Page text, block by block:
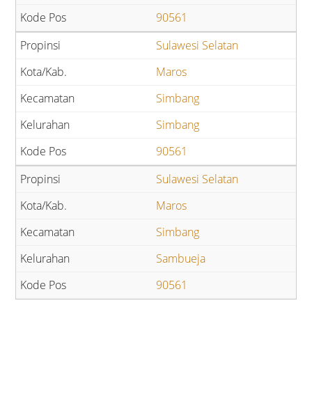
90561
Sulawesi Selatan
Maros
Simbang
Simbang
90561
Sulawesi Selatan
Maros
Simbang
Sambueja
90561